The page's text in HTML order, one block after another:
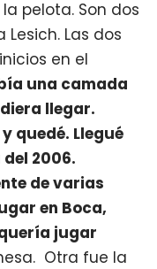
pelota. Son dos
Lesich. Las dos
en el
una camada
llegar.
quedé. Llegué
2006.
de varias
en Boca,
jugar
Otra fue la